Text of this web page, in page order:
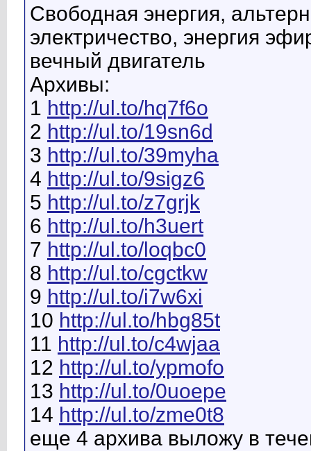
Свободная энергия,
электричество, энергия
вечный двигатель
Архивы:
1 http://ul.to/hq7f6o
2 http://ul.to/19sn6d
3 http://ul.to/39myha
4 http://ul.to/9sigz6
5 http://ul.to/z7grjk
6 http://ul.to/h3uert
7 http://ul.to/loqbc0
8 http://ul.to/cgctkw
9 http://ul.to/i7w6xi
10 http://ul.to/hbg85t
11 http://ul.to/c4wjaa
12 http://ul.to/ypmofo
13 http://ul.to/0uoepe
14 http://ul.to/zme0t8
еще 4 архива выложу в